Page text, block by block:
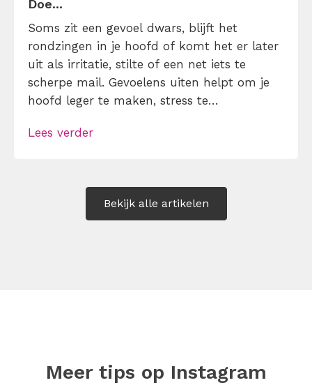
Doe...
Soms zit een gevoel dwars, blijft het
rondzingen in je hoofd of komt het er later
uit als irritatie, stilte of een net iets te
scherpe mail. Gevoelens uiten helpt om je
hoofd leger te maken, stress te
Maar hoe doe je dat zonder drama, verwijt
Lees verder
Bekijk alle artikelen
Meer tips op Instagram